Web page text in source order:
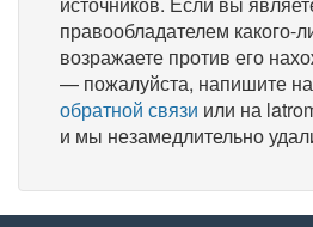
правообладателем какого-
возражаете против его
— пожалуйста, напишите
обратной связи или на
и мы незамедлительно